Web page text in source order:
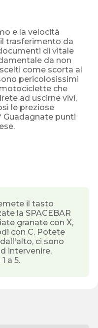
e la velocità
trasferimento da
di vitale
da non
come scorta al
pericolosissimi
che
ad uscirne vivi,
le preziose
Guadagnate punti
il tasto
la SPACEBAR
granate con X,
con C. Potete
ci sono
intervenire,
a 5.